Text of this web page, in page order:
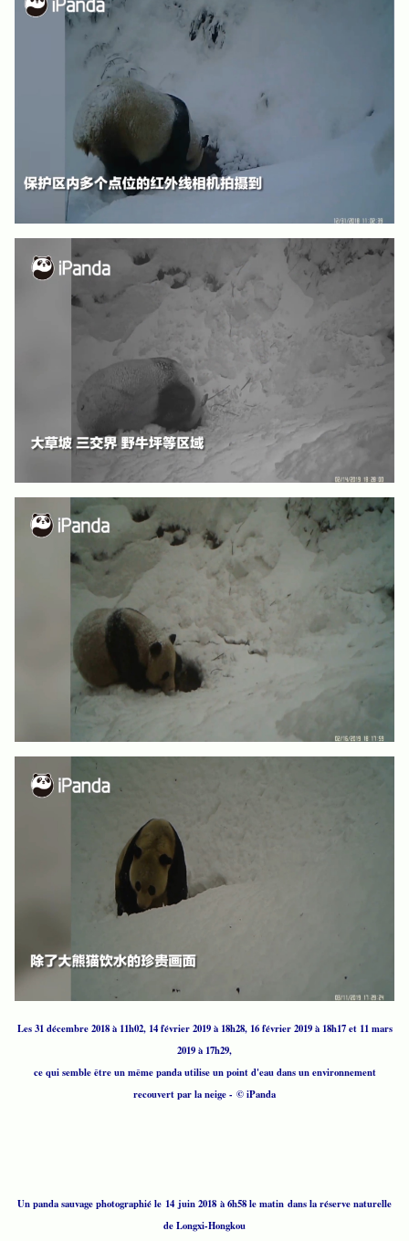
Les 31 décembre 2018 à 11h02, 14 février 2019 à 18h28, 16 février 2019 à 18h17 et 11 mars
2019 à 17h29,
ce qui semble être un même panda utilise un point d'eau dans un environnement
recouvert par la neige - © iPanda
Un panda sauvage photographié le 14 juin 2018 à 6h58 le matin dans la réserve naturelle
de Longxi-Hongkou